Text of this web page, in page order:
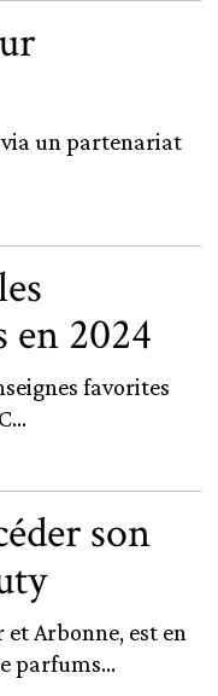
via un partenariat
en 2024
favorites
son
Arbonne, est en
parfums...